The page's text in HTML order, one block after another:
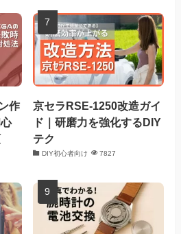
作
京セラRSE-1250改造ガイ
ド｜研磨力を強化するDIY
テク
DIY初心者向け 7827